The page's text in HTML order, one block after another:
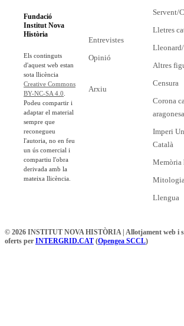
Fundació
Institut Nova
Història
Els continguts
d'aquest web estan
sota llicència
Creative Commons
BY-NC-SA 4.0
Podeu compartir i
adaptar el material
sempre que
reconegueu
l'autoria, no en feu
un ús comercial i
compartiu l'obra
derivada amb la
mateixa llicència.
Entrevistes
Opinió
Arxiu
Servent/
Lletres
Altres
Censura
Corona
aragonesa
Imperi
Català
Memòria
Llengua
© 2026 INSTITUT NOVA HISTÒRIA | Allotjament web i
oferts per INTERGRID.CAT (Opengea SCCL)